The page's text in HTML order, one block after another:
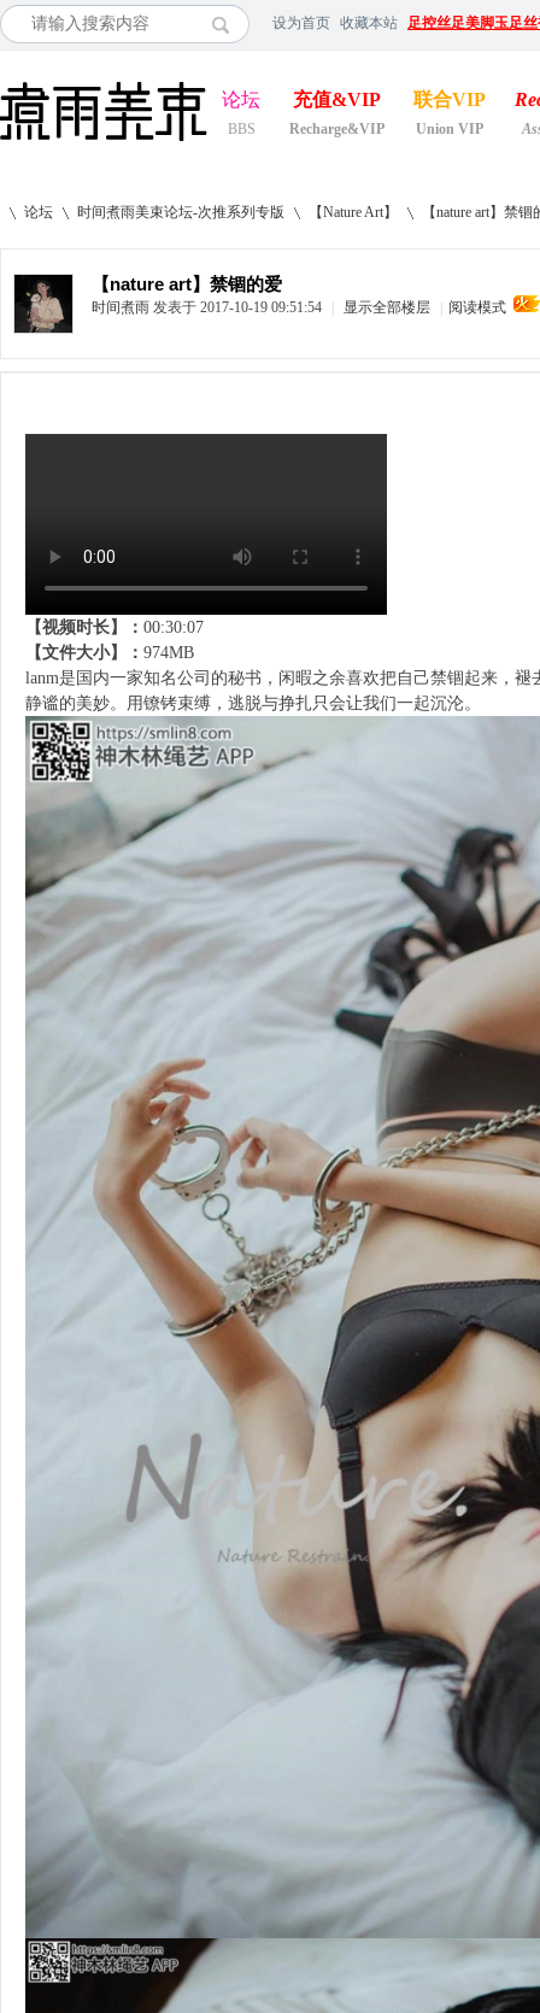
设为首页 收藏本站 足控丝足美脚玉足
论坛
BBS
充值&VIP
Recharge&VIP
联合VIP
Union VIP
论坛
›
时间煮雨美束论坛-次推系列专版
›
【Nature Art】
›
【nature art】禁锢
【nature art】禁锢的爱
时间煮雨 发表于 2017-10-19 09:51:54 显示全部楼层 阅读模式
【视频时长】： 00:30:07
【文件大小】： 974MB
lanm是国内一家知名公司的秘书，闲暇之余喜欢把自己禁锢起来，
静谧的美妙。用镣铐束缚，逃脱与挣扎只会让我们一起沉沦。